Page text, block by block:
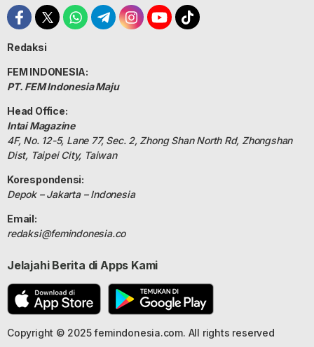
Redaksi
FEM INDONESIA:
PT. FEM Indonesia Maju
Head Office:
Intai Magazine
4F, No. 12-5, Lane 77, Sec. 2, Zhong Shan North Rd, Zhongshan
Dist, Taipei City, Taiwan
Korespondensi:
Depok – Jakarta – Indonesia
Email:
redaksi@femindonesia.co
Jelajahi Berita di Apps Kami
Copyright © 2025 femindonesia.com. All rights reserved